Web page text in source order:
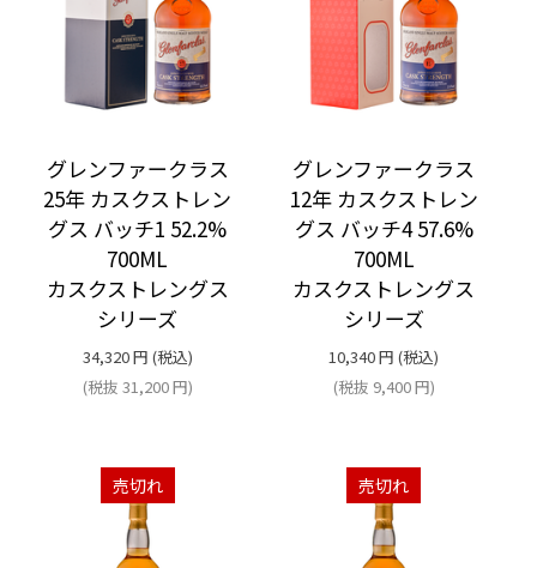
グレンファークラス
25年 カスクストレン
グス バッチ1 52.2%
700ML
カスクストレングス
シリーズ
34,320円 (税込)
(税抜 31,200円)
グレンファークラス
12年 カスクストレン
グス バッチ4 57.6%
700ML
カスクストレングス
シリーズ
10,340円 (税込)
(税抜 9,400円)
売切れ 売切れ